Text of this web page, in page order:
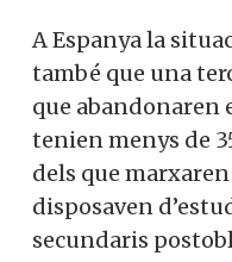
A Espanya la
també que una
que abandonaren
tenien menys de
dels que
disposaven
secundaris